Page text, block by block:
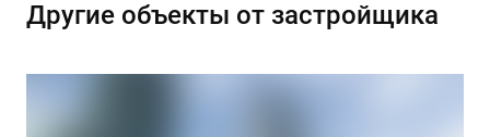
Другие объекты от застройщика